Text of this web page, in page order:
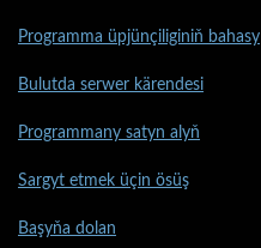
Programma üpjünçiliginiň bahasy
Bulutda serwer kärendesi
Programmany satyn alyň
Sargyt etmek üçin ösüş
Başyňa dolan